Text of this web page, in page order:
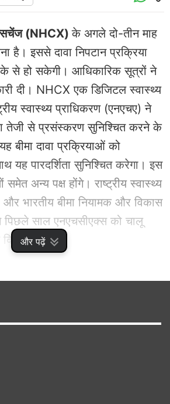
और पढ़ें
(NHCX)के अगले दो-तीन माह
है। इससे दावा निपटान प्रक्रिया
से हो सकेगी। आधिकारिक सूत्रों ने
दी। NHCX एक डिजिटल स्वास्थ्य
स्वास्थ्य प्राधिकरण (एनएचए) ने
तेजी से प्रसंस्करण सुनिश्चित करने के
बीमा दावा प्रक्रियाओं को
यह पारदर्शिता सुनिश्चित करेगा। इस
समेत अन्य पक्ष होंगे। राष्ट्रीय स्वास्थ्य
भारतीय बीमा नियामक और विकास
पिछले साल एनएचसीएक्स को चालू
था।